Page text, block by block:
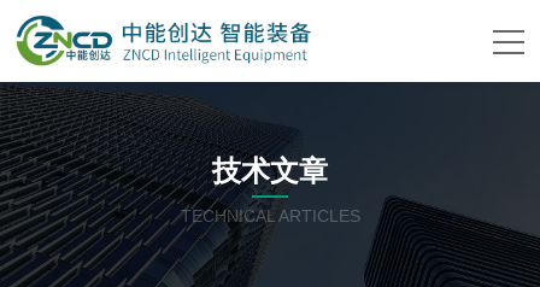
技术文章
TECHNICAL ARTICLES